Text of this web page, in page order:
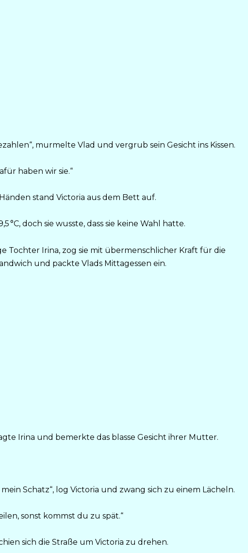
murmelte Vlad und vergrub sein Gesicht ins Kissen.
haben wir sie.“
stand Victoria aus dem Bett auf.
°C, doch sie wusste, dass sie keine Wahl hatte.
Tochter Irina, zog sie mit übermenschlicher Kraft für die
und packte Vlads Mittagessen ein.
Irina und bemerkte das blasse Gesicht ihrer Mutter.
mein Schatz“, log Victoria und zwang sich zu einem Lächeln.
sonst kommst du zu spät.“
sich die Straße um Victoria zu drehen.